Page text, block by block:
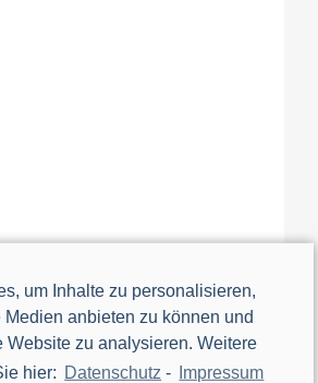
um Inhalte zu personalisieren,
anbieten zu können und
Website zu analysieren. Weitere
hier: Datenschutz - Impressum